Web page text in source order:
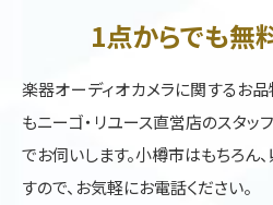
1点からでも無
楽器オーディオカメラに関するお
もニーゴ・リユース直営店のスタ
でお伺いします。小樽市はもちろん
すので、お気軽にお電話ください。